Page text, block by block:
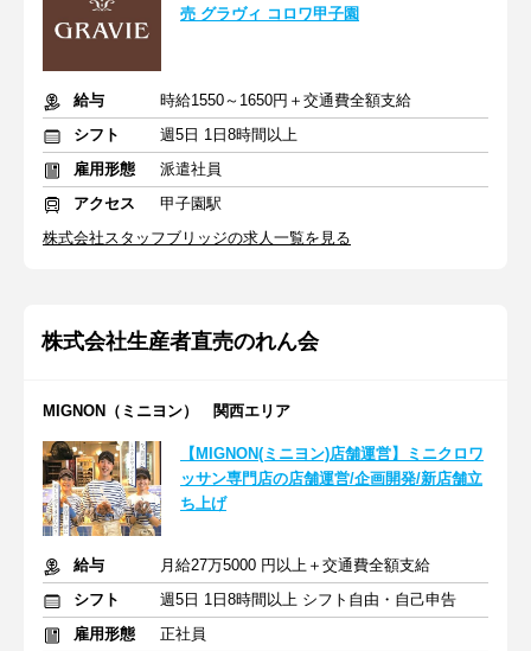
売 グラヴィ コロワ甲子園
給与
時給1550～1650円＋交通費全額支給
シフト
週5日 1日8時間以上
雇用形態
派遣社員
アクセス
甲子園駅
株式会社スタッフブリッジの求人一覧を見る
株式会社生産者直売のれん会
MIGNON（ミニヨン） 関西エリア
【MIGNON(ミニヨン)店舗運営】ミニクロワ
ッサン専門店の店舗運営/企画開発/新店舗立
ち上げ
給与
月給27万5000 円以上＋交通費全額支給
シフト
週5日 1日8時間以上 シフト自由・自己申告
雇用形態
正社員